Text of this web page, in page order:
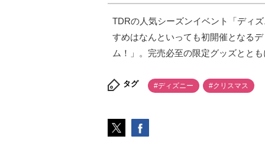
TDRの人気シーズンイベント「ディ
すめはなんといっても初開催となる
ム！」。完売必至の限定グッズとと
タグ #ディズニー #クリスマス